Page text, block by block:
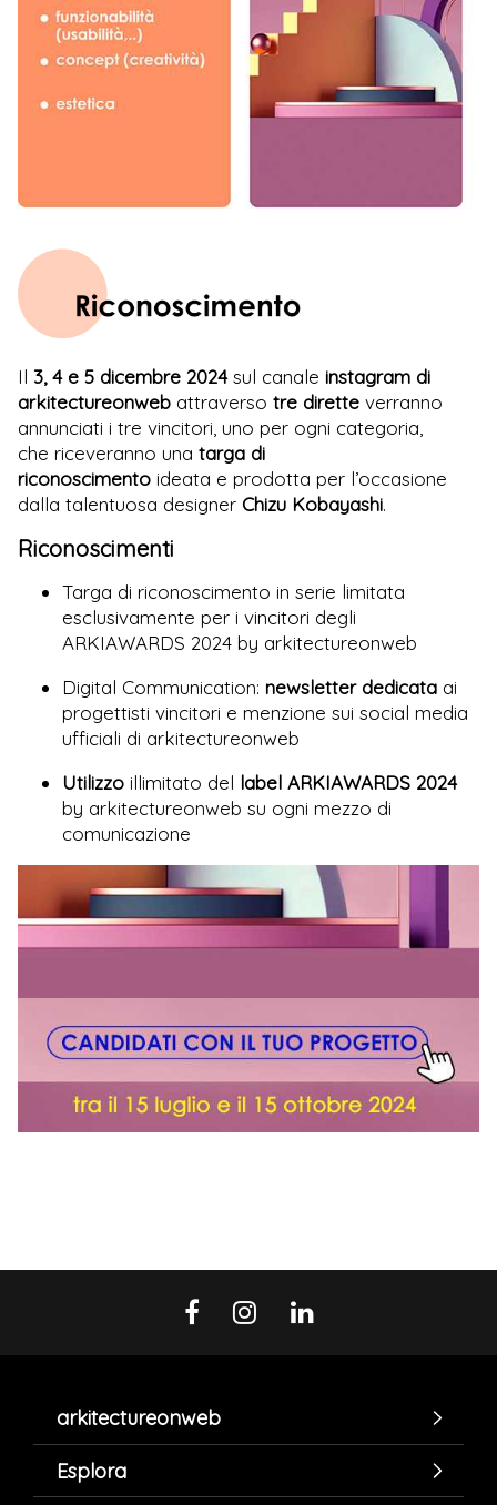
Il 3, 4 e 5 dicembre 2024sul canale instagram di
arkitectureonweb attraverso tre dirette verranno
annunciati i tre vincitori, uno per ogni categoria,
che riceveranno una targa di
riconoscimento ideata e prodotta per l’occasione
dalla talentuosa designer Chizu Kobayashi.
Riconoscimenti
Targa di riconoscimento in serie limitata
esclusivamente per i vincitori degli
ARKIAWARDS 2024 by arkitectureonweb
Digital Communication: newsletter dedicata ai
progettisti vincitori e menzione sui social media
ufficiali di arkitectureonweb
Utilizzo illimitato del label ARKIAWARDS 2024
by arkitectureonweb su ogni mezzo di
comunicazione
arkitectureonweb
Esplora